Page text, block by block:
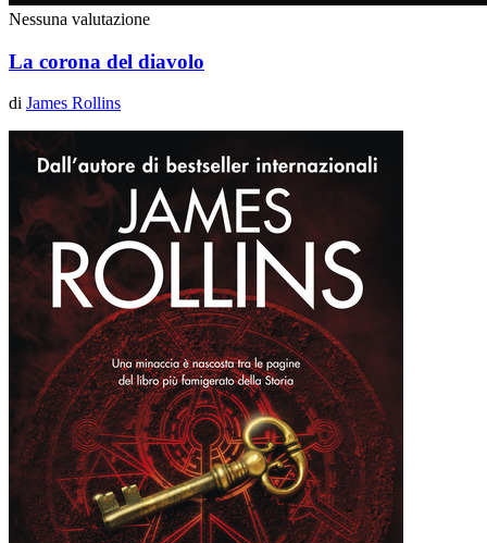
Nessuna valutazione
La corona del diavolo
di James Rollins